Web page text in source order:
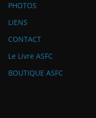
PHOTOS
LIENS
CONTACT
Le Livre ASFC
BOUTIQUE ASFC